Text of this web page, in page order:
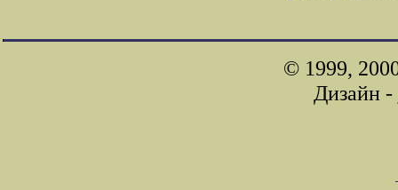
© 1999,
Дизайн -